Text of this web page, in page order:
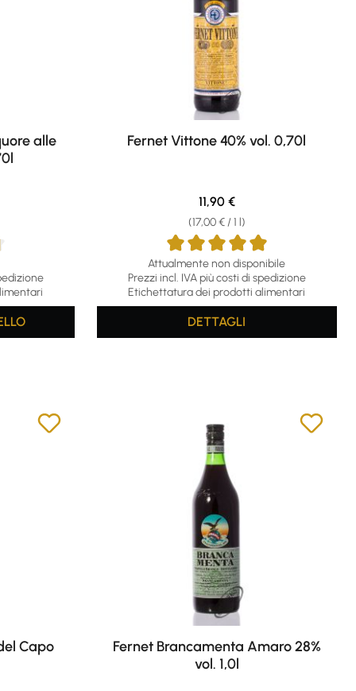
alle
Average rating of 4.98 out of 5 stars
Fernet Vittone 40% vol. 0,70l
Attualmente non disponibile
Prezzi incl. IVA più costi di spedizione
Etichettatura dei prodotti alimentari
(17,00 € / 1 l)
Regular price:
11,90 €
DETTAGLI
Capo
Fernet Brancamenta Amaro 28%
vol. 1,0l